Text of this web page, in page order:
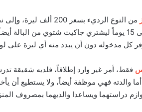
بلوزة، و10 أيام ليشتري حذاء جيد من “البالة”. وإلى 15 يوماً ليشتري
كل مدخوله دون أن يبدد منه أي ليرة على
فقط، أمر غير وارد إطلاقاً، فلديه شقيقة
والدته فهي موظفة أيضاً، ولا يستطيع أن
دراستهما ويساعدا والديهما بمصروف